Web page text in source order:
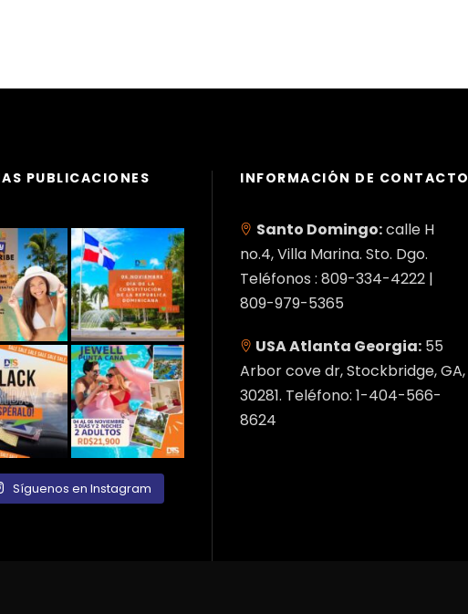
PUBLICACIONES
Síguenos en Instagram
INFORMACIÓN DE CONTACTO
Santo Domingo:calle H
no.4, Villa Marina. Sto. Dgo.
Teléfonos : 809-334-4222 |
809-979-5365
USA Atlanta Georgia: 55
Arbor cove dr, Stockbridge, GA,
30281. Teléfono: 1-404-566-
8624